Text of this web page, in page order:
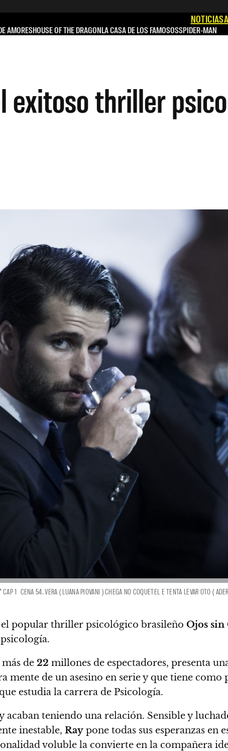
NOTICIAS
AMORESHOUSE OF THE DRAGONLA CASA DE LOS FAMOSOSSPIDER-MAN
exitoso thriller
1  CENA 54. VERA ( LUANA PIOVANI ) CHEGA NO COQUETEL E TENTA LEVAR OTO (
el popular thriller psicológico brasileño Ojos sin
de 22 millones de espectadores, presenta
de un asesino en serie y que tiene como
estudia la carrera de Psicología.
acaban teniendo una relación. Sensible y
inestable, Ray pone todas sus esperanzas en
voluble la convierte en la compañera